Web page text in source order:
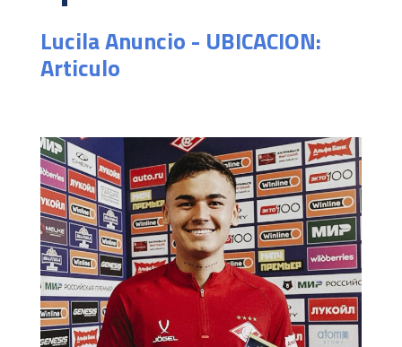
Lucila Anuncio - UBICACION:
Articulo